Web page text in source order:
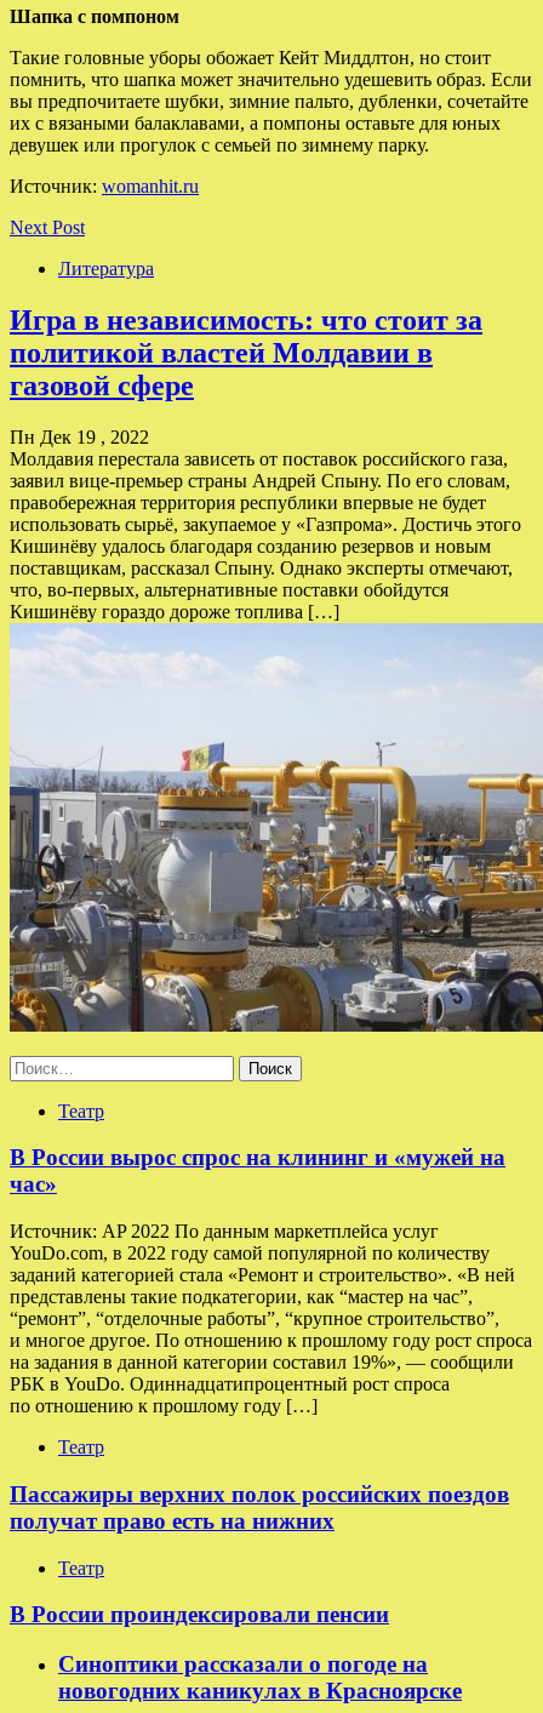
Шапка с помпоном
Такие головные уборы обожает Кейт Миддлтон, но стоит
помнить, что шапка может значительно удешевить образ. Если
вы предпочитаете шубки, зимние пальто, дубленки, сочетайте
их с вязаными балаклавами, а помпоны оставьте для юных
девушек или прогулок с семьей по зимнему парку.
Источник: womanhit.ru
Next Post
Литература
Игра в независимость: что стоит за
политикой властей Молдавии в
газовой сфере
Пн Дек 19 , 2022
Молдавия перестала зависеть от поставок российского газа,
заявил вице-премьер страны Андрей Спыну. По его словам,
правобережная территория республики впервые не будет
использовать сырьё, закупаемое у «Газпрома». Достичь этого
Кишинёву удалось благодаря созданию резервов и новым
поставщикам, рассказал Спыну. Однако эксперты отмечают,
что, во-первых, альтернативные поставки обойдутся
Кишинёву гораздо дороже топлива […]
Найти:
Театр
В России вырос спрос на клининг и «мужей на
час»
Источник: AP 2022 По данным маркетплейса услуг
YouDo.com, в 2022 году самой популярной по количеству
заданий категорией стала «Ремонт и строительство». «В ней
представлены такие подкатегории, как “мастер на час”,
“ремонт”, “отделочные работы”, “крупное строительство”,
и многое другое. По отношению к прошлому году рост спроса
на задания в данной категории составил 19%», — сообщили
РБК в YouDo. Одиннадцатипроцентный рост спроса
по отношению к прошлому году […]
Театр
Пассажиры верхних полок российских поездов
получат право есть на нижних
Театр
В России проиндексировали пенсии
Синоптики рассказали о погоде на
новогодних каникулах в Красноярске